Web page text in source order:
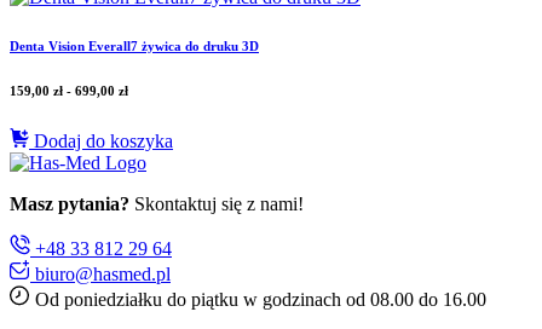
Denta Vision Everall7 żywica do druku 3D
159,00 zł - 699,00 zł
Dodaj do koszyka
Masz pytania? Skontaktuj się z nami!
+48 33 812 29 64
biuro@hasmed.pl
Od poniedziałku do piątku w godzinach od 08.00 do 16.00